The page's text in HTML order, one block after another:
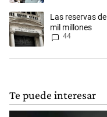
Un artículo de tendencia
Las reservas
mil millones
44